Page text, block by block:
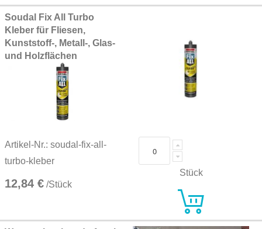
Soudal Fix All Turbo
Kleber für Fliesen,
Kunststoff-, Metall-, Glas-
und Holzflächen
Artikel-Nr.: soudal-fix-all-
turbo-kleber
12,84 € /Stück
Stück